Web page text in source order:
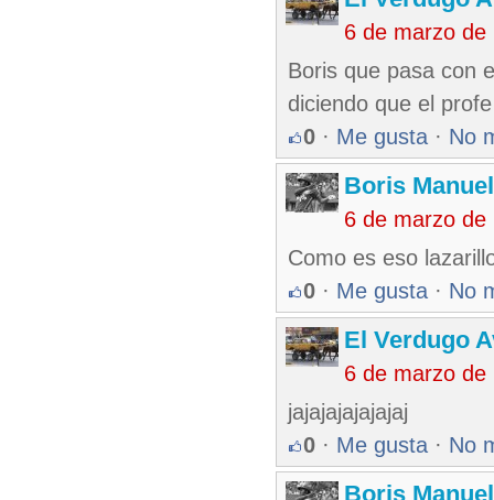
6 de marzo de
Boris que pasa con
diciendo que el
0 · Me gusta · No
Boris
6 de marzo de
Como es eso
0 · Me gusta · No
El Verdugo
6 de marzo de
jajajajajajajaj
0 · Me gusta · No
Boris